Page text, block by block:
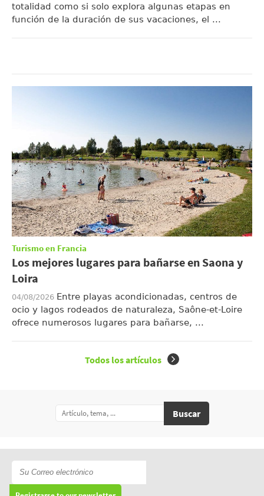
totalidad como si solo explora algunas etapas en
función de la duración de sus vacaciones, el ...
Turismo en Francia
Los mejores lugares para bañarse en Saona y
Loira
04/08/2026 Entre playas acondicionadas, centros de
ocio y lagos rodeados de naturaleza, Saône-et-Loire
ofrece numerosos lugares para bañarse, ...
Todos los artículos
Buscar